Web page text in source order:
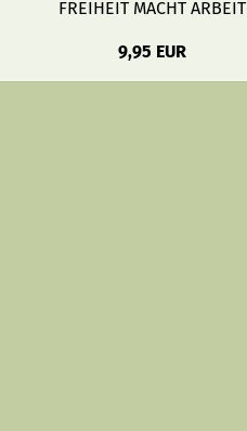
FREIHEIT MACHT ARBEIT
9,95 EUR